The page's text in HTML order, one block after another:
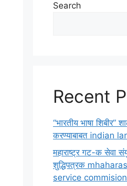
Search
Recent
“भारतीय भाषा शिबीर”
करण्याबाबत indian
महाराष्ट्र गट-क सेवा
शुद्धिपत्रक
service commision